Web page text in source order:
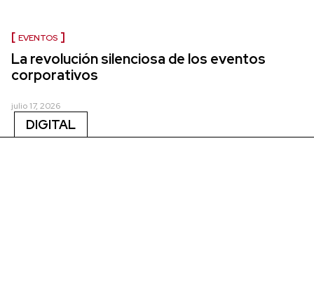
EVENTOS
La revolución silenciosa de los eventos
corporativos
julio 17, 2026
DIGITAL